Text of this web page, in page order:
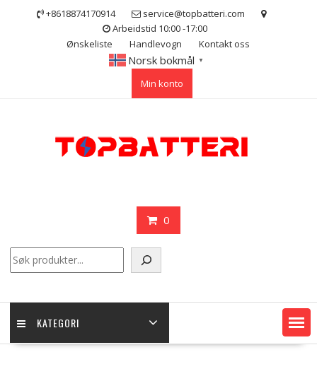
+8618874170914
service@topbatteri.com
Arbeidstid 10:00 -17:00
Ønskeliste
Handlevogn Kontakt oss
Norsk bokmål ▼
Min konto
0
KATEGORI